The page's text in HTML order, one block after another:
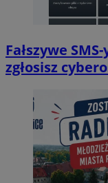
Fałszywe
zgłosisz